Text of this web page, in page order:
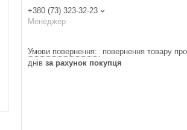
+380 (73) 323-32-23
Менеджер
повернення товару
днів за рахунок покупця